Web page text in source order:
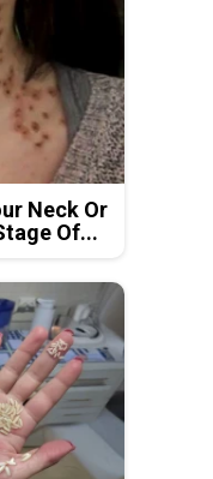
Neck Or
Of...